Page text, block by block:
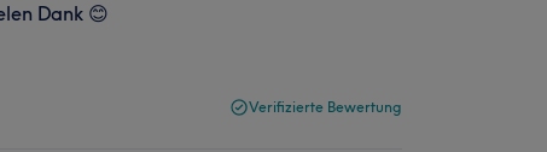
Dank 😊
Verifizierte Bewertung